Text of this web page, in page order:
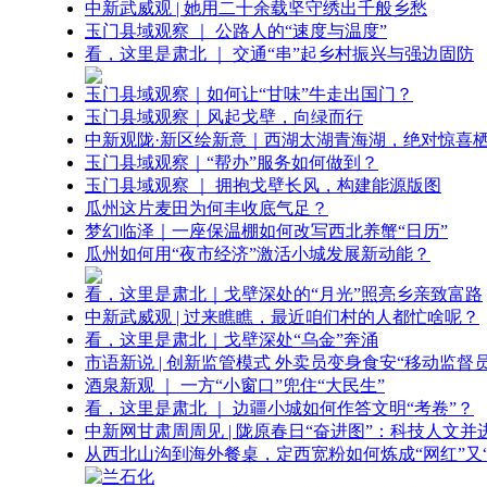
中新武威观 | 她用二十余载坚守绣出千般乡愁
玉门县域观察 ｜ 公路人的“速度与温度”
看，这里是肃北 ｜ 交通“串”起乡村振兴与强边固防
玉门县域观察｜如何让“甘味”牛走出国门？
玉门县域观察｜风起戈壁，向绿而行
中新观陇·新区绘新意｜西湖太湖青海湖，绝对惊喜
玉门县域观察｜“帮办”服务如何做到？
玉门县域观察 ｜ 拥抱戈壁长风，构建能源版图
瓜州这片麦田为何丰收底气足？
梦幻临泽｜一座保温棚如何改写西北养蟹“日历”
瓜州如何用“夜市经济”激活小城发展新动能？
看，这里是肃北｜戈壁深处的“月光”照亮乡亲致富路
中新武威观 | 过来瞧瞧，最近咱们村的人都忙啥呢？
看，这里是肃北｜戈壁深处“乌金”奔涌
市语新说 | 创新监管模式 外卖员变身食安“移动监督
酒泉新观 ｜ 一方“小窗口”兜住“大民生”
看，这里是肃北 ｜ 边疆小城如何作答文明“考卷”？
中新网甘肃周周见 | 陇原春日“奋进图”：科技人文并
从西北山沟到海外餐桌，定西宽粉如何炼成“网红”又